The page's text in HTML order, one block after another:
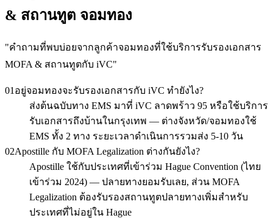
& สถานทูต จอมทอง
"คำถามที่พบบ่อยจากลูกค้าจอมทองที่ใช้บริการรับรองเอกสาร
MOFA & สถานทูตกับ iVC"
01 อยู่จอมทองจะรับรองเอกสารกับ iVC ทำยังไง?
ส่งต้นฉบับทาง EMS มาที่ iVC ลาดพร้าว 95 หรือใช้บริการ
รับเอกสารถึงบ้านในกรุงเทพ — ต่างจังหวัด/จอมทองใช้
EMS ทั้ง 2 ทาง ระยะเวลาดำเนินการรวมส่ง 5-10 วัน
02Apostille กับ MOFA Legalization ต่างกันยังไง?
Apostille ใช้กับประเทศที่เข้าร่วม Hague Convention (ไทย
เข้าร่วม 2024) — ปลายทางยอมรับเลย, ส่วน MOFA
Legalization ต้องรับรองสถานทูตปลายทางเพิ่มสำหรับ
ประเทศที่ไม่อยู่ใน Hague